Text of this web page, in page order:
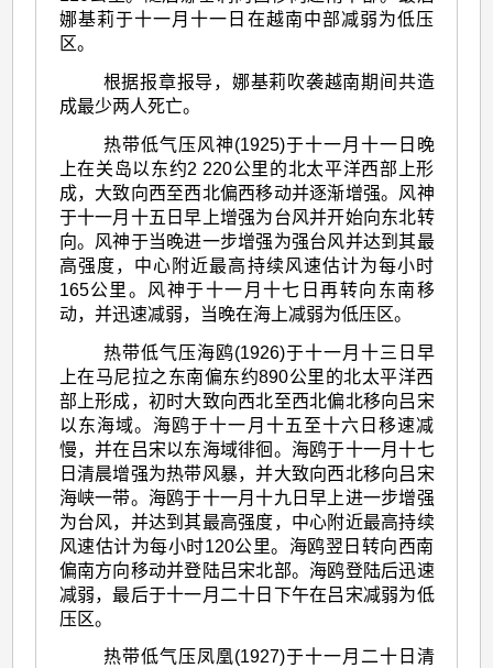
娜基莉于十一月十一日在越南中部减弱为低压
区。
根据报章报导，娜基莉吹袭越南期间共造
成最少两人死亡。
热带低气压风神(1925)于十一月十一日晚
上在关岛以东约2 220公里的北太平洋西部上形
成，大致向西至西北偏西移动并逐渐增强。风神
于十一月十五日早上增强为台风并开始向东北转
向。风神于当晚进一步增强为强台风并达到其最
高强度，中心附近最高持续风速估计为每小时
165公里。风神于十一月十七日再转向东南移
动，并迅速减弱，当晚在海上减弱为低压区。
热带低气压海鸥(1926)于十一月十三日早
上在马尼拉之东南偏东约890公里的北太平洋西
部上形成，初时大致向西北至西北偏北移向吕宋
以东海域。海鸥于十一月十五至十六日移速减
慢，并在吕宋以东海域徘徊。海鸥于十一月十七
日清晨增强为热带风暴，并大致向西北移向吕宋
海峡一带。海鸥于十一月十九日早上进一步增强
为台风，并达到其最高强度，中心附近最高持续
风速估计为每小时120公里。海鸥翌日转向西南
偏南方向移动并登陆吕宋北部。海鸥登陆后迅速
减弱，最后于十一月二十日下午在吕宋减弱为低
压区。
热带低气压凤凰(1927)于十一月二十日清